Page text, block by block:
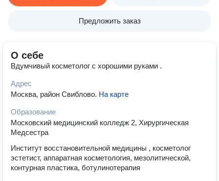
Предложить заказ
О себе
Вдумчивый косметолог с хорошими руками .
Адрес
Москва, район Свиблово. На карте
Образование
Московский медицинский колледж 2, Хирургическая
Медсестра
Институт восстановительной медицины , косметолог
эстетист, аппаратная косметология, мезолитической,
контурная пластика, ботулинотерапия